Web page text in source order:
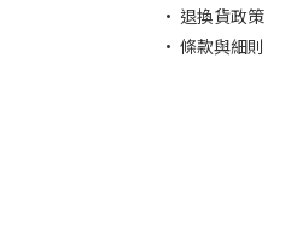
· 退換貨政策
· 條款與細則